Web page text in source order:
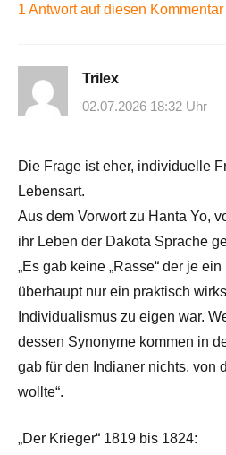
1 Antwort auf diesen
Trilex
02.07.2026 18:32 Uhr
Die Frage ist eher, individuelle
Lebensart.
Aus dem Vorwort zu Hanta Yo,
ihr Leben der Dakota Sprache
„Es gab keine „Rasse“ der je
überhaupt nur ein praktisch
Individualismus zu eigen war.
dessen Synonyme kommen in
gab für den Indianer nichts, von
wollte“.
„Der Krieger“ 1819 bis 1824: